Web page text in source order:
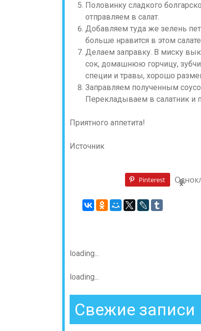
Половинку сладкого
отправляем в салат.
Добавляем туда же зелень
больше нравится в этом
Делаем заправку. В миску
сок, домашнюю горчицу,
специи и травы, хорошо
Заправляем полученным
Перекладываем в салатник и
Приятного аппетита!
Источник
Pinterest
loading...
loading...
Свежие записи